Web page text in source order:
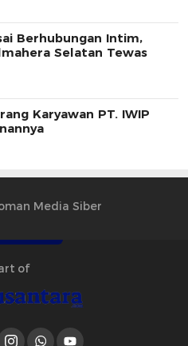
Berhubungan Intim,
Selatan Tewas
Karyawan PT. IWIP
Media Siber
of